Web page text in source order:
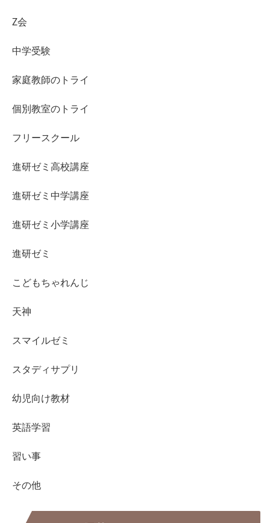
Z会
中学受験
家庭教師のトライ
個別教室のトライ
フリースクール
進研ゼミ高校講座
進研ゼミ中学講座
進研ゼミ小学講座
進研ゼミ
こどもちゃれんじ
天神
スマイルゼミ
スタディサプリ
幼児向け教材
英語学習
習い事
その他